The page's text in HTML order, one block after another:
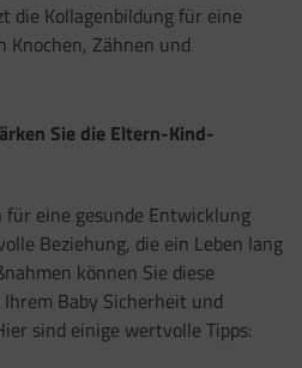
die Kollagenbildung für eine
Knochen, Zähnen und
Sie die Eltern-Kind-
eine gesunde Entwicklung
Beziehung, die ein Leben lang
können Sie diese
Baby Sicherheit und
sind einige wertvolle Tipps: